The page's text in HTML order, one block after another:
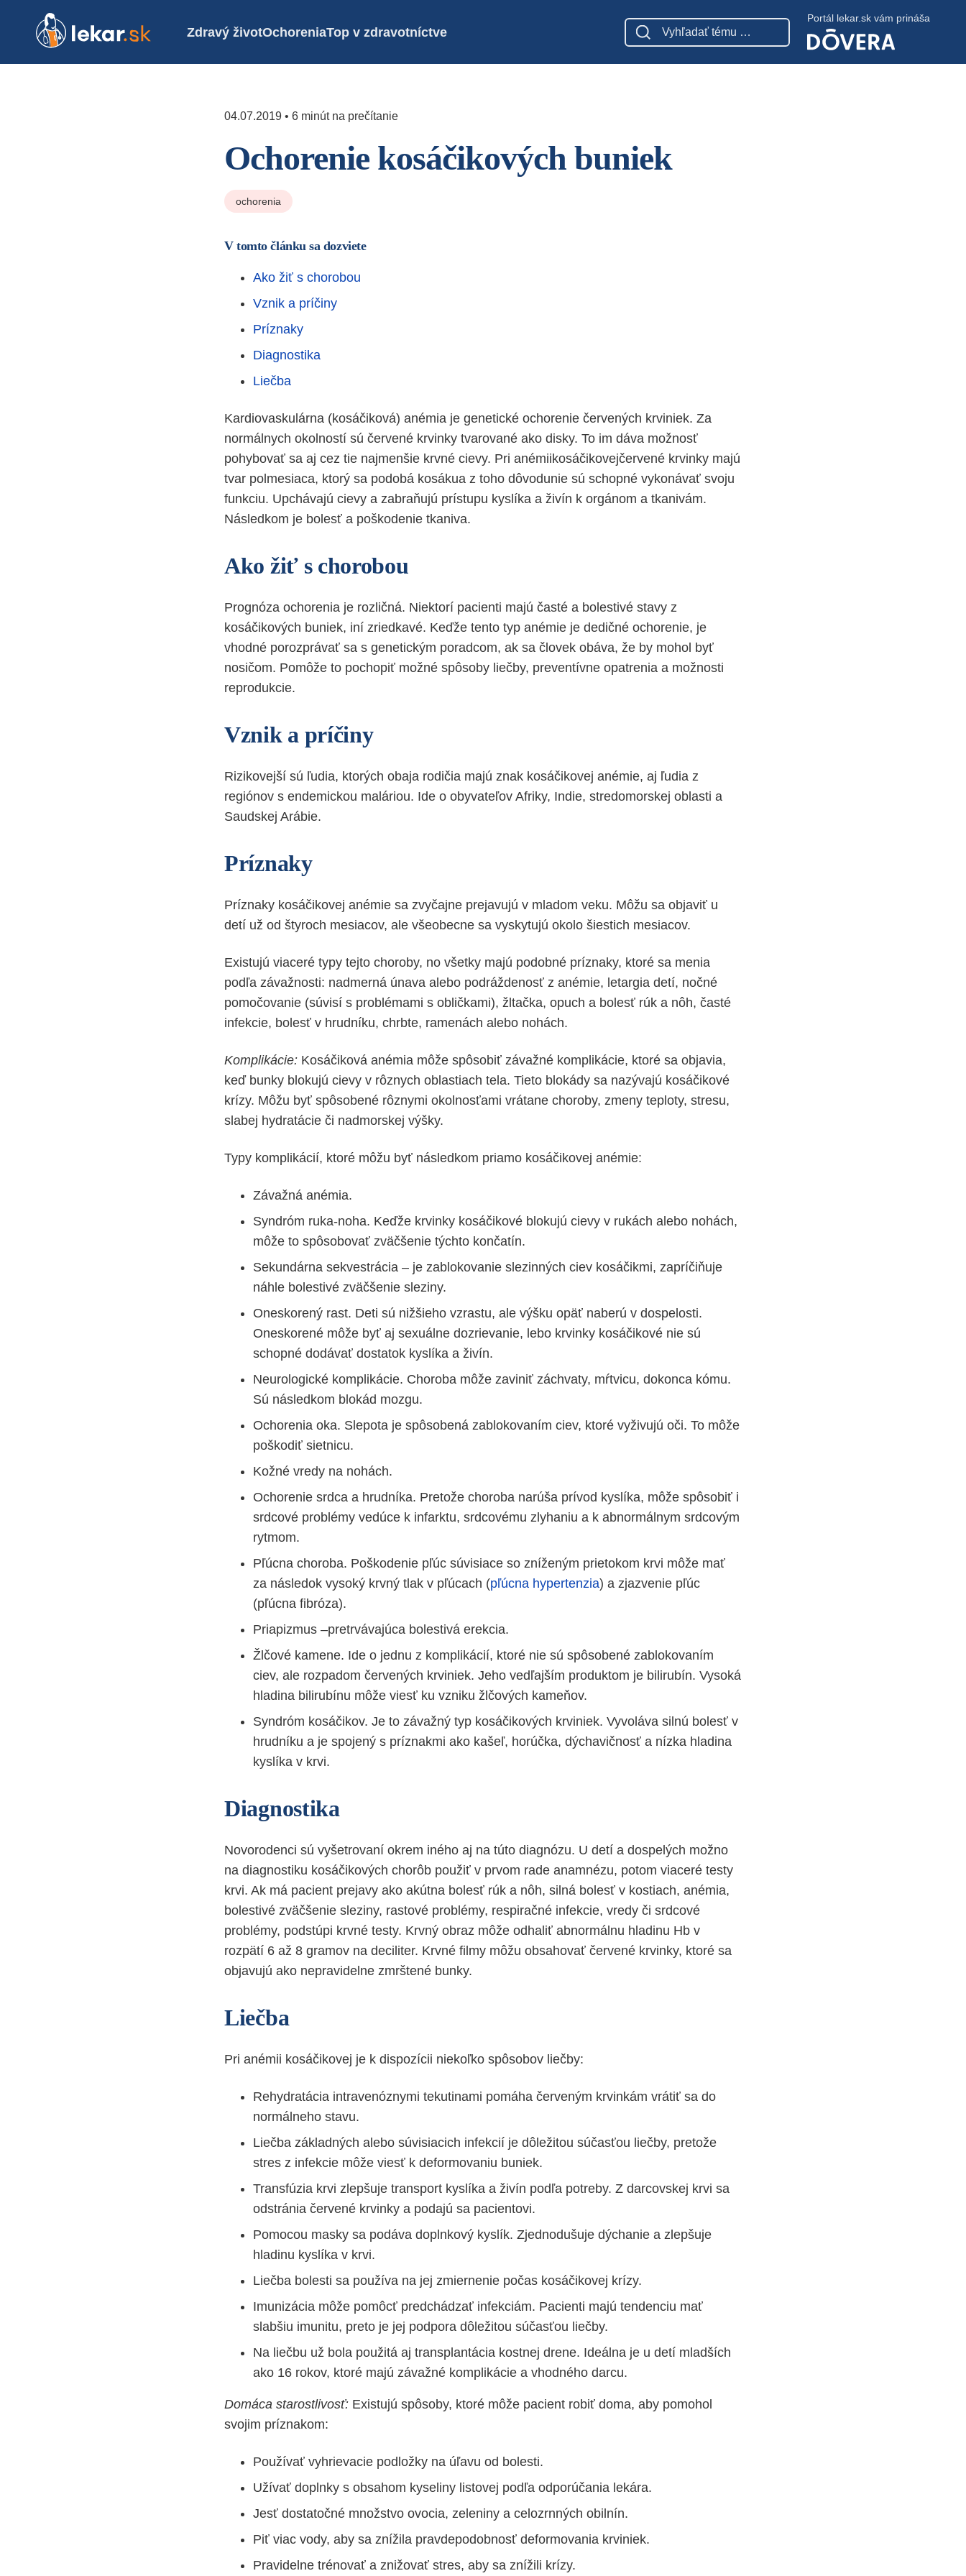
Zdravý životOchoreniaTop v zdravotníctve
Portál lekar.sk vám prináša
04.07.2019 • 6 minút na prečítanie
Ochorenie kosáčikových buniek
ochorenia
V tomto článku sa dozviete
Ako žiť s chorobou
Vznik a príčiny
Príznaky
Diagnostika
Liečba
Kardiovaskulárna (kosáčiková) anémia je genetické ochorenie červených krviniek. Za
normálnych okolností sú červené krvinky tvarované ako disky. To im dáva možnosť
pohybovať sa aj cez tie najmenšie krvné cievy. Pri anémiikosáčikovejčervené krvinky majú
tvar polmesiaca, ktorý sa podobá kosákua z toho dôvodunie sú schopné vykonávať svoju
funkciu. Upchávajú cievy a zabraňujú prístupu kyslíka a živín k orgánom a tkanivám.
Následkom je bolesť a poškodenie tkaniva.
Ako žiť s chorobou
Prognóza ochorenia je rozličná. Niektorí pacienti majú časté a bolestivé stavy z
kosáčikových buniek, iní zriedkavé. Keďže tento typ anémie je dedičné ochorenie, je
vhodné porozprávať sa s genetickým poradcom, ak sa človek obáva, že by mohol byť
nosičom. Pomôže to pochopiť možné spôsoby liečby, preventívne opatrenia a možnosti
reprodukcie.
Vznik a príčiny
Rizikovejší sú ľudia, ktorých obaja rodičia majú znak kosáčikovej anémie, aj ľudia z
regiónov s endemickou maláriou. Ide o obyvateľov Afriky, Indie, stredomorskej oblasti a
Saudskej Arábie.
Príznaky
Príznaky kosáčikovej anémie sa zvyčajne prejavujú v mladom veku. Môžu sa objaviť u
detí už od štyroch mesiacov, ale všeobecne sa vyskytujú okolo šiestich mesiacov.
Existujú viaceré typy tejto choroby, no všetky majú podobné príznaky, ktoré sa menia
podľa závažnosti: nadmerná únava alebo podráždenosť z anémie, letargia detí, nočné
pomočovanie (súvisí s problémami s obličkami), žltačka, opuch a bolesť rúk a nôh, časté
infekcie, bolesť v hrudníku, chrbte, ramenách alebo nohách.
Komplikácie: Kosáčiková anémia môže spôsobiť závažné komplikácie, ktoré sa objavia,
keď bunky blokujú cievy v rôznych oblastiach tela. Tieto blokády sa nazývajú kosáčikové
krízy. Môžu byť spôsobené rôznymi okolnosťami vrátane choroby, zmeny teploty, stresu,
slabej hydratácie či nadmorskej výšky.
Typy komplikácií, ktoré môžu byť následkom priamo kosáčikovej anémie:
Závažná anémia.
Syndróm ruka-noha. Keďže krvinky kosáčikové blokujú cievy v rukách alebo nohách,
môže to spôsobovať zväčšenie týchto končatín.
Sekundárna sekvestrácia – je zablokovanie slezinných ciev kosáčikmi, zapríčiňuje
náhle bolestivé zväčšenie sleziny.
Oneskorený rast. Deti sú nižšieho vzrastu, ale výšku opäť naberú v dospelosti.
Oneskorené môže byť aj sexuálne dozrievanie, lebo krvinky kosáčikové nie sú
schopné dodávať dostatok kyslíka a živín.
Neurologické komplikácie. Choroba môže zaviniť záchvaty, mŕtvicu, dokonca kómu.
Sú následkom blokád mozgu.
Ochorenia oka. Slepota je spôsobená zablokovaním ciev, ktoré vyživujú oči. To môže
poškodiť sietnicu.
Kožné vredy na nohách.
Ochorenie srdca a hrudníka. Pretože choroba narúša prívod kyslíka, môže spôsobiť i
srdcové problémy vedúce k infarktu, srdcovému zlyhaniu a k abnormálnym srdcovým
rytmom.
Pľúcna choroba. Poškodenie pľúc súvisiace so zníženým prietokom krvi môže mať
za následok vysoký krvný tlak v pľúcach (pľúcna hypertenzia) a zjazvenie pľúc
(pľúcna fibróza).
Priapizmus –pretrvávajúca bolestivá erekcia.
Žlčové kamene. Ide o jednu z komplikácií, ktoré nie sú spôsobené zablokovaním
ciev, ale rozpadom červených krviniek. Jeho vedľajším produktom je bilirubín. Vysoká
hladina bilirubínu môže viesť ku vzniku žlčových kameňov.
Syndróm kosáčikov. Je to závažný typ kosáčikových krviniek. Vyvoláva silnú bolesť v
hrudníku a je spojený s príznakmi ako kašeľ, horúčka, dýchavičnosť a nízka hladina
kyslíka v krvi.
Diagnostika
Novorodenci sú vyšetrovaní okrem iného aj na túto diagnózu. U detí a dospelých možno
na diagnostiku kosáčikových chorôb použiť v prvom rade anamnézu, potom viaceré testy
krvi. Ak má pacient prejavy ako akútna bolesť rúk a nôh, silná bolesť v kostiach, anémia,
bolestivé zväčšenie sleziny, rastové problémy, respiračné infekcie, vredy či srdcové
problémy, podstúpi krvné testy. Krvný obraz môže odhaliť abnormálnu hladinu Hb v
rozpätí 6 až 8 gramov na deciliter. Krvné filmy môžu obsahovať červené krvinky, ktoré sa
objavujú ako nepravidelne zmrštené bunky.
Liečba
Pri anémii kosáčikovej je k dispozícii niekoľko spôsobov liečby:
Rehydratácia intravenóznymi tekutinami pomáha červeným krvinkám vrátiť sa do
normálneho stavu.
Liečba základných alebo súvisiacich infekcií je dôležitou súčasťou liečby, pretože
stres z infekcie môže viesť k deformovaniu buniek.
Transfúzia krvi zlepšuje transport kyslíka a živín podľa potreby. Z darcovskej krvi sa
odstránia červené krvinky a podajú sa pacientovi.
Pomocou masky sa podáva doplnkový kyslík. Zjednodušuje dýchanie a zlepšuje
hladinu kyslíka v krvi.
Liečba bolesti sa používa na jej zmiernenie počas kosáčikovej krízy.
Imunizácia môže pomôcť predchádzať infekciám. Pacienti majú tendenciu mať
slabšiu imunitu, preto je jej podpora dôležitou súčasťou liečby.
Na liečbu už bola použitá aj transplantácia kostnej drene. Ideálna je u detí mladších
ako 16 rokov, ktoré majú závažné komplikácie a vhodného darcu.
Domáca starostlivosť: Existujú spôsoby, ktoré môže pacient robiť doma, aby pomohol
svojim príznakom:
Používať vyhrievacie podložky na úľavu od bolesti.
Užívať doplnky s obsahom kyseliny listovej podľa odporúčania lekára.
Jesť dostatočné množstvo ovocia, zeleniny a celozrnných obilnín.
Piť viac vody, aby sa znížila pravdepodobnosť deformovania krviniek.
Pravidelne trénovať a znižovať stres, aby sa znížili krízy.